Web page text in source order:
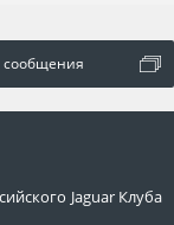
Jaguar Клуба